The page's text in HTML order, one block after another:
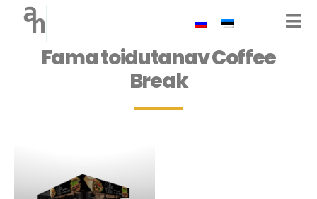
Fama toidutanav Coffee
Break